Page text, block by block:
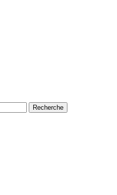
Recherche